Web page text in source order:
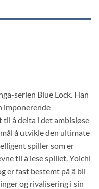
serien Blue Lock. Han
imponerende
å delta i det ambisiøse
å utvikle den ultimate
spiller som er
til å lese spillet. Yoichi
er fast bestemt på å bli
og rivalisering i sin